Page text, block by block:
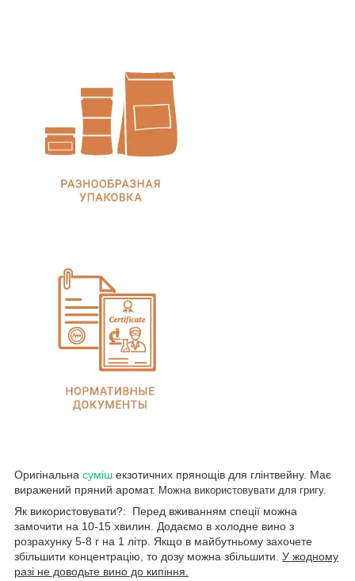
Оригінальна суміш екзотичних прянощів для глінтвейну. Має
виражений пряний аромат. Можна використовувати для григу.
Як використовувати?: Перед вживанням спеції можна
замочити на 10-15 хвилин. Додаємо в холодне вино з
розрахунку 5-8 г на 1 літр. Якщо в майбутньому захочете
збільшити концентрацію, то дозу можна збільшити. У жодному
разі не доводьте вино до кипіння.